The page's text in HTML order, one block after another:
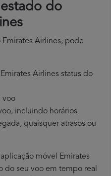
do
Emirates Airlines, pode
Airlines status do
voo
incluindo horários
quaisquer atrasos ou
móvel Emirates
do seu voo em tempo real